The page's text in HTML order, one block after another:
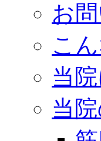
お
こ
当
当